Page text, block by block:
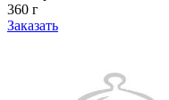
360 г
Заказать